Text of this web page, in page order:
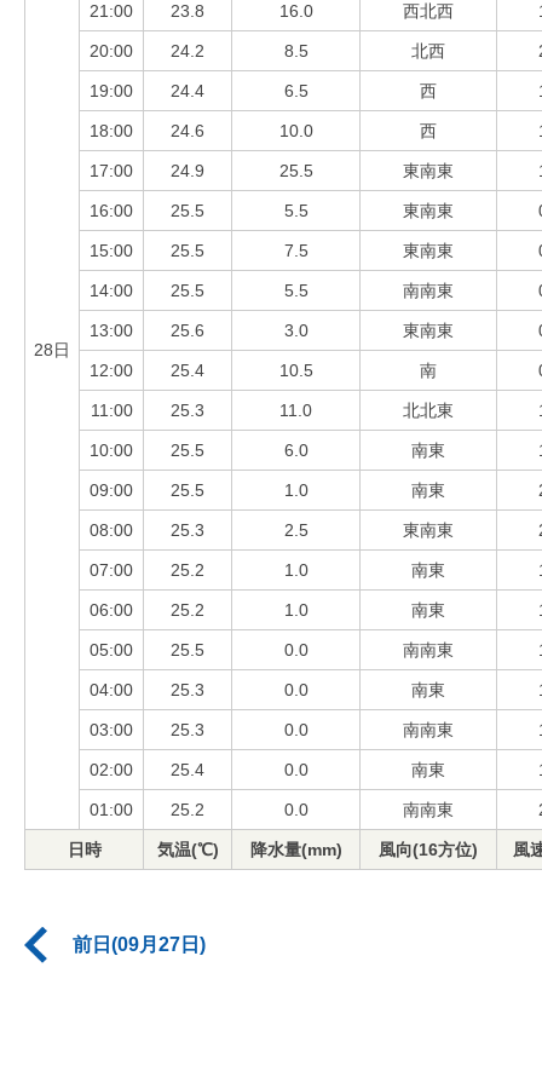
28日
21:00 23.8 16.0 西北西
20:00 24.2 8.5 北西
19:00 24.4 6.5 西
18:00 24.6 10.0 西
17:00 24.9 25.5 東南東
16:00 25.5 5.5 東南東
15:00 25.5 7.5 東南東
14:00 25.5 5.5 南南東
13:00 25.6 3.0 東南東
12:00 25.4 10.5 南
11:00 25.3 11.0 北北東
10:00 25.5 6.0 南東
09:00 25.5 1.0 南東
08:00 25.3 2.5 東南東
07:00 25.2 1.0 南東
06:00 25.2 1.0 南東
05:00 25.5 0.0 南南東
04:00 25.3 0.0 南東
03:00 25.3 0.0 南南東
02:00 25.4 0.0 南東
01:00 25.2 0.0 南南東
日時 気温(℃) 降水量(mm) 風向(16方位) 風
前日(09月27日)